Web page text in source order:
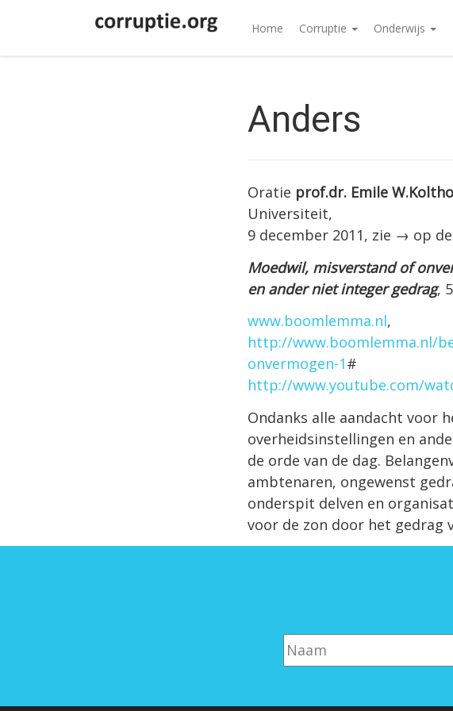
Home Corruptie Onderwijs
Anders
Oratie prof.dr. Emile
Universiteit,
9 december 2011, zie → op
Moedwil, misverstand of
en ander niet integer gedrag,
www.boomlemma.nl,
http://www.boomlemma.nl/
onvermogen-1#
http://www.youtube.com/
Ondanks alle aandacht voor
overheidsinstellingen en
de orde van de dag.
ambtenaren, ongewenst
onderspit delven en
voor de zon door het gedrag